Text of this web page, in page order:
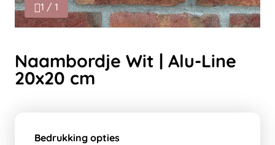
1 / 1
Naambordje Wit | Alu-Line
20x20 cm
Bedrukking opties